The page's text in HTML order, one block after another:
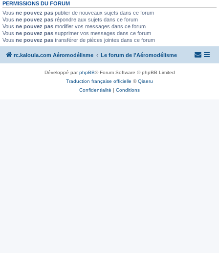
PERMISSIONS DU FORUM
Vous ne pouvez pas publier de nouveaux sujets dans ce forum
Vous ne pouvez pas répondre aux sujets dans ce forum
Vous ne pouvez pas modifier vos messages dans ce forum
Vous ne pouvez pas supprimer vos messages dans ce forum
Vous ne pouvez pas transférer de pièces jointes dans ce forum
rc.kaloula.com Aéromodélisme Le forum de l'Aéromodélisme
Développé parphpBB® Forum Software © phpBB Limited
Traduction française officielle ©Qiaeru
Confidentialité | Conditions